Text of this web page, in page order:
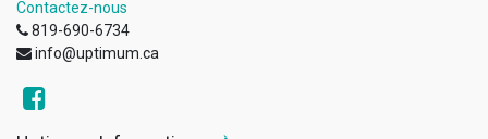
Contactez-nous
819-690-6734
info@uptimum.ca